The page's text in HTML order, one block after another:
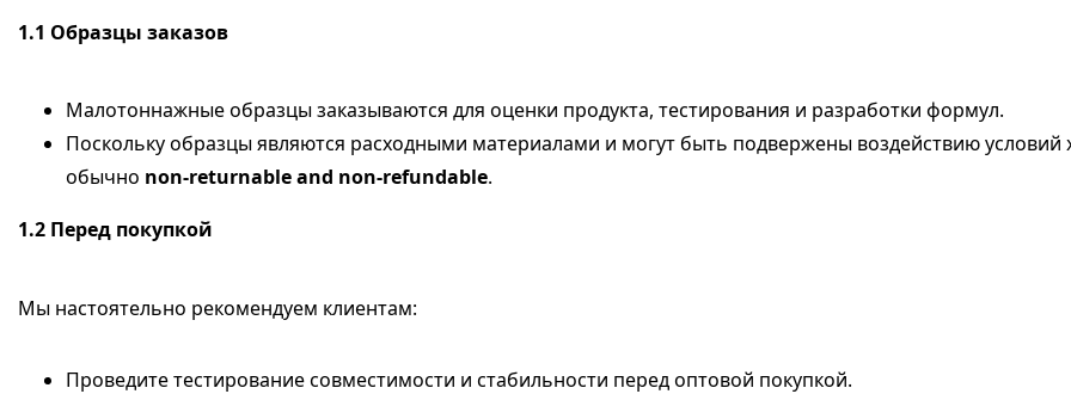
1.1 Образцы заказов
Малотоннажные образцы заказываются для оценки продукта, тестирования и разработки формул.
Поскольку образцы являются расходными материалами и могут быть подвержены воздействию
обычно non-returnable and non-refundable.
1.2 Перед покупкой
Мы настоятельно рекомендуем клиентам:
Проведите тестирование совместимости и стабильности перед оптовой покупкой.